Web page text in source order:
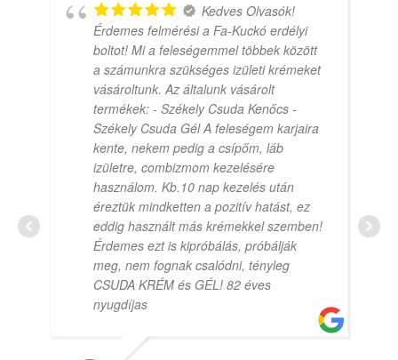
Kedves Olvasók!
Érdemes felmérési a Fa-Kuckó erdélyi
boltot! Mi a feleségemmel többek között
a számunkra szükséges izületi krémeket
vásároltunk. Az általunk vásárolt
termékek: - Székely Csuda Kenőcs -
Székely Csuda Gél A feleségem karjaira
kente, nekem pedig a csípőm, láb
izületre, combizmom kezelésére
használom. Kb.10 nap kezelés után
éreztük mindketten a pozitív hatást, ez
eddig használt más krémekkel szemben!
Érdemes ezt is kipróbálás, próbálják
meg, nem fognak csalódni, tényleg
CSUDA KRÉM és GÉL! 82 éves
nyugdíjas